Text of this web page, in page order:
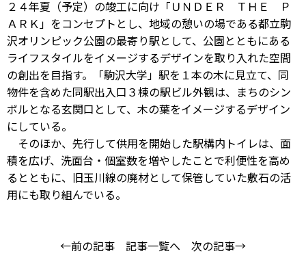
２４年夏（予定）の竣工に向け「ＵＮＤＥＲ ＴＨＥ Ｐ
ＡＲＫ」をコンセプトとし、地域の憩いの場である都立駒
沢オリンピック公園の最寄り駅として、公園とともにある
ライフスタイルをイメージするデザインを取り入れた空間
の創出を目指す。「駒沢大学」駅を１本の木に見立て、同
物件を含めた同駅出入口３棟の駅ビル外観は、まちのシン
ボルとなる玄関口として、木の葉をイメージするデザイン
にしている。
そのほか、先行して供用を開始した駅構内トイレは、面
積を広げ、洗面台・個室数を増やしたことで利便性を高め
るとともに、旧玉川線の廃材として保管していた敷石の活
用にも取り組んでいる。
←前の記事 記事一覧へ 次の記事→